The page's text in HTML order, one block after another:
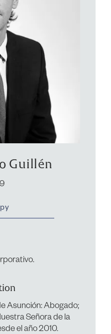
Guillén
Asunción: Abogado;
Señora de la
el año 2010.